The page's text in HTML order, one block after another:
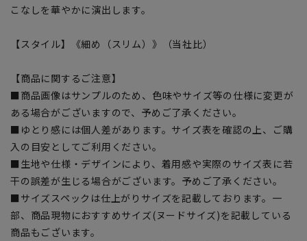
こなしを華やかに演出します。
【スタイル】《細め（スリム）》（当社比）
【商品に関するご注意】
■商品画像はサンプルのため、色味やサイズ等の仕様に変更が
ある場合がございますので、予めご了承ください。
■ゆとり感には個人差があります。サイズ表を確認の上、ご購
入の目安としてご利用ください。
■生地や仕様・デザインにより、着用感や実際のサイズ表に若
干の誤差が生じる場合がございます。予めご了承ください。
■サイズスペックは仕上がりサイズを記載しております。一
部、商品現物におすすめサイズ(ヌードサイズ)を記載している
商品もございます。